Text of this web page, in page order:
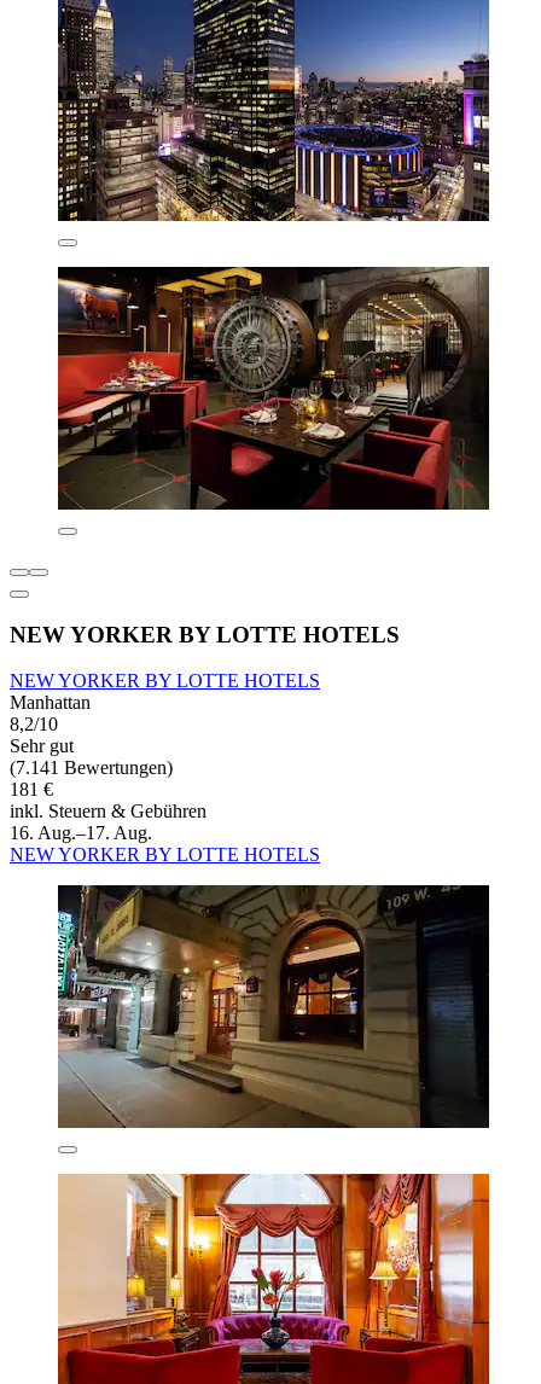
NEW YORKER BY LOTTE HOTELS
NEW YORKER BY LOTTE HOTELS
Manhattan
8,2/10
Sehr gut
(7.141 Bewertungen)
181 €
inkl. Steuern & Gebühren
16. Aug.–17. Aug.
NEW YORKER BY LOTTE HOTELS